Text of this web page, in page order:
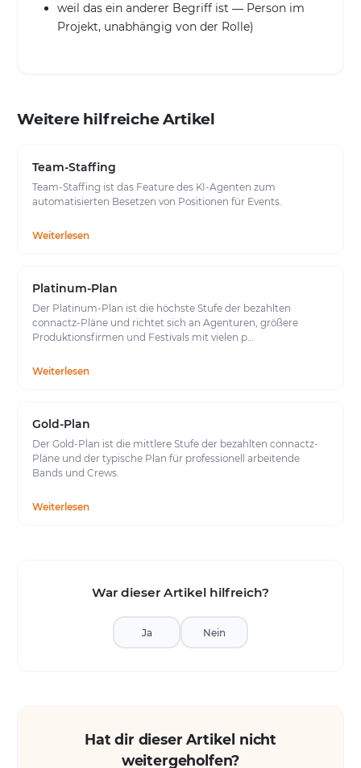
weil das ein anderer Begriff ist — Person im
Projekt, unabhängig von der Rolle)
Weitere hilfreiche Artikel
Team-Staffing
Team-Staffing ist das Feature des KI-Agenten zum
automatisierten Besetzen von Positionen für Events.
Weiterlesen
Platinum-Plan
Der Platinum-Plan ist die höchste Stufe der bezahlten
connactz-Pläne und richtet sich an Agenturen, größere
Produktionsfirmen und Festivals mit vielen p…
Weiterlesen
Gold-Plan
Der Gold-Plan ist die mittlere Stufe der bezahlten connactz-
Pläne und der typische Plan für professionell arbeitende
Bands und Crews.
Weiterlesen
War dieser Artikel hilfreich?
Ja Nein
Hat dir dieser Artikel nicht
weitergeholfen?